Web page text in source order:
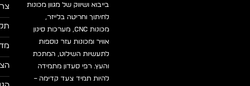
בייבוא ושיווק של מגוון מכונות
לחיתוך וחריטה בלייזר,
מכונות CNC, מערכות סינון
אוויר ומכונות עזר נוספות
לתעשיות השילוט, המתכת
והעץ. רפי סעדון מתמידה
להיות תמיד צעד קדימה –